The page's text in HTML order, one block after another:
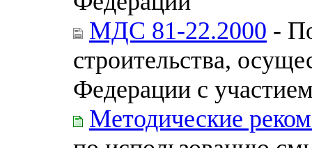
МДС 81-22.2000 -
строительства,
Федерации с
Методические